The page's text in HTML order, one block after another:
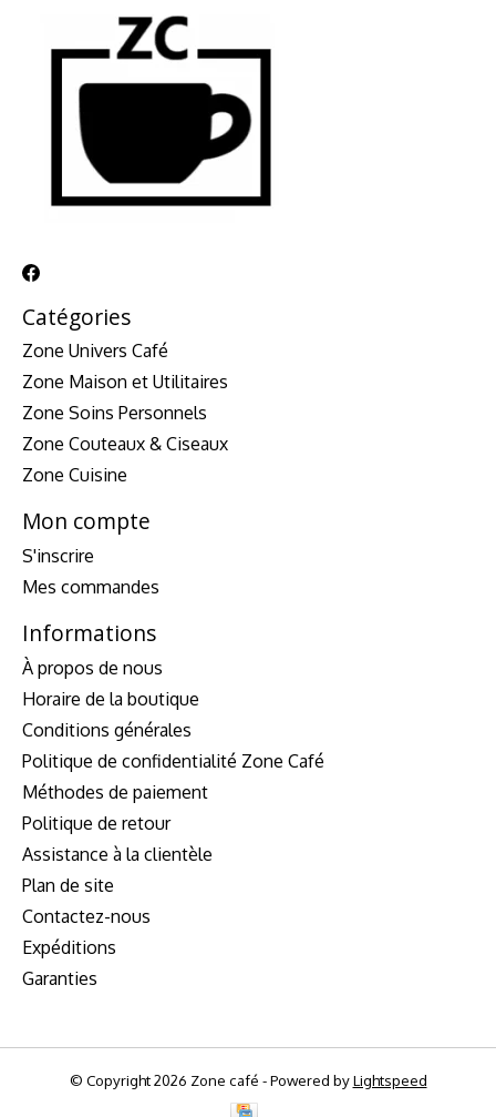
Catégories
Zone Univers Café
Zone Maison et Utilitaires
Zone Soins Personnels
Zone Couteaux & Ciseaux
Zone Cuisine
Mon compte
S'inscrire
Mes commandes
Informations
À propos de nous
Horaire de la boutique
Conditions générales
Politique de confidentialité Zone Café
Méthodes de paiement
Politique de retour
Assistance à la clientèle
Plan de site
Contactez-nous
Expéditions
Garanties
© Copyright 2026 Zone café - Powered byLightspeed